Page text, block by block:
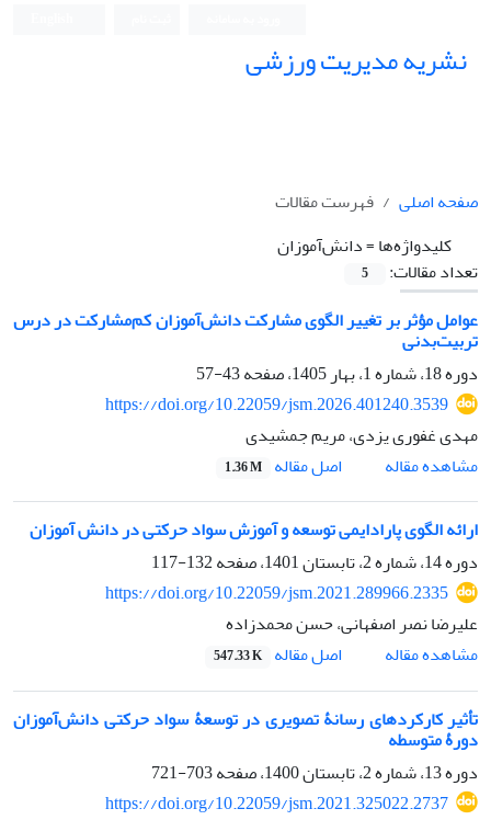
نشریه مدیریت ورزشی
صفحه اصلی
فهرست مقالات
کلیدواژه‌ها =دانش‌آموزان
تعداد مقالات:
5
عوامل مؤثر بر تغییر الگوی مشارکت دانش‌آموزان کم‌مشارکت در درس
تربیت‌بدنی
دوره 18، شماره 1، بهار 1405، صفحه
43-57
https://doi.org/10.22059/jsm.2026.401240.3539
مهدی غفوری یزدی، مریم جمشیدی
مشاهده مقاله
اصل مقاله 1.36 M
ارائه الگوی پارادایمی توسعه و آموزش سواد حرکتی در دانش آموزان
دوره 14، شماره 2، تابستان 1401، صفحه
132-117
https://doi.org/10.22059/jsm.2021.289966.2335
علیرضا نصر اصفهانی، حسن محمدزاده
مشاهده مقاله
اصل مقاله 547.33 K
تأثیر کارکردهای رسانۀ تصویری در توسعۀ سواد حرکتی دانش‌آموزان
دورۀ متوسطه
دوره 13، شماره 2، تابستان 1400، صفحه
703-721
https://doi.org/10.22059/jsm.2021.325022.2737